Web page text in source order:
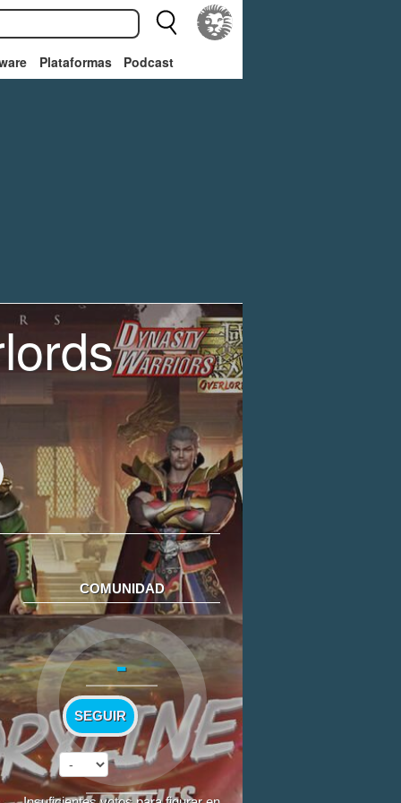
Plataformas Podcast
COMUNIDAD
-
SEGUIR